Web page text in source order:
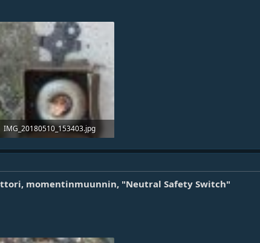
IMG_20180510_153403.jpg
momentinmuunnin, "Neutral Safety Switch"